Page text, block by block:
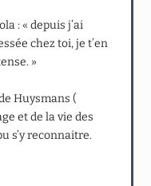
: « depuis j’ai
chez toi, je t’en
»
Huysmans (
et de la vie des
s’y reconnaitre.